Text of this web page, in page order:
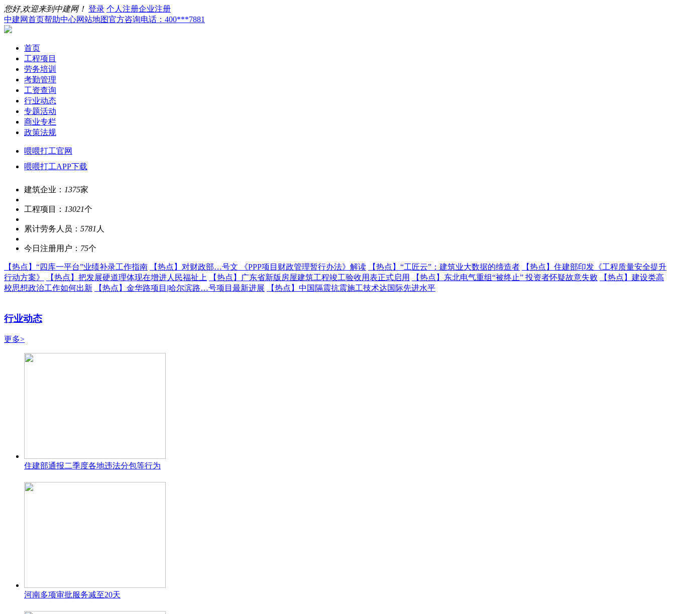
您好,欢迎来到中建网！ 登录 个人注册企业注册
中建网首页帮助中心网站地图官方咨询电话：400***7881
首页
工程项目
劳务培训
考勤管理
工资查询
行业动态
专题活动
商业专栏
政策法规
喂喂打工官网
喂喂打工APP下载
建筑企业： 1375家
工程项目： 13021个
累计劳务人员： 5781 人
今日注册用户： 75个
【热点】 “四库一平台”业绩补录工作指南 【热点】 对财政部…号文 《PPP项目财政管理暂行办法》解读 【热点】 “工匠云”：建筑业大数据的缔造者 【热点】 住建部印发《工程质量安全提升
行动方案》
【热点】 把发展硬道理体现在增进人民福祉上 【热点】 广东省新版房屋建筑工程竣工验收用表正式启用 【热点】 东北电气重组“被终止” 投资者怀疑故意失败 【热点】 建设类高
校思想政治工作如何出新
【热点】 金华路项目|哈尔滨路…号项目最新进展 【热点】 中国隔震抗震施工技术达国际先进水平
行业动态
更多>
住建部通报二季度各地违法分包等行为
河南多项审批服务减至20天